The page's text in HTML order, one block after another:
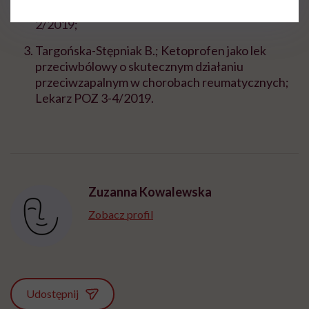
2/2019;
Targońska-Stępniak B.; Ketoprofen jako lek
przeciwbólowy o skutecznym działaniu
przeciwzapalnym w chorobach reumatycznych;
Lekarz POZ 3-4/2019.
Zuzanna Kowalewska
Zobacz profil
Udostępnij